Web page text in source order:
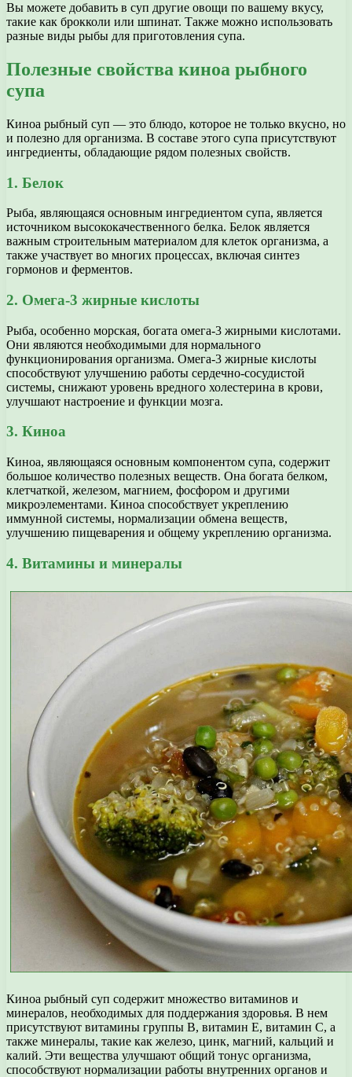
Вы можете добавить в суп другие овощи по вашему вкусу,
такие как брокколи или шпинат. Также можно использовать
разные виды рыбы для приготовления супа.
Полезные свойства киноа рыбного
супа
Киноа рыбный суп — это блюдо, которое не только вкусно, но
и полезно для организма. В составе этого супа присутствуют
ингредиенты, обладающие рядом полезных свойств.
1. Белок
Рыба, являющаяся основным ингредиентом супа, является
источником высококачественного белка. Белок является
важным строительным материалом для клеток организма, а
также участвует во многих процессах, включая синтез
гормонов и ферментов.
2. Омега-3 жирные кислоты
Рыба, особенно морская, богата омега-3 жирными кислотами.
Они являются необходимыми для нормального
функционирования организма. Омега-3 жирные кислоты
способствуют улучшению работы сердечно-сосудистой
системы, снижают уровень вредного холестерина в крови,
улучшают настроение и функции мозга.
3. Киноа
Киноа, являющаяся основным компонентом супа, содержит
большое количество полезных веществ. Она богата белком,
клетчаткой, железом, магнием, фосфором и другими
микроэлементами. Киноа способствует укреплению
иммунной системы, нормализации обмена веществ,
улучшению пищеварения и общему укреплению организма.
4. Витамины и минералы
Киноа рыбный суп содержит множество витаминов и
минералов, необходимых для поддержания здоровья. В нем
присутствуют витамины группы В, витамин Е, витамин С, а
также минералы, такие как железо, цинк, магний, кальций и
калий. Эти вещества улучшают общий тонус организма,
способствуют нормализации работы внутренних органов и